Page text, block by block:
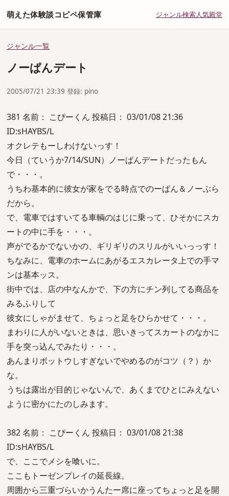
萌えた体験談コピペ保管庫 ジャンル検索人気殿堂
ジャンル一覧
ノーぱんデート
2005/07/21 23:39 登録: pino
381 名前： こぴーくん 投稿日： 03/01/08 21:36
ID:sHAYBS/L
オクレテもーしわけないっす！
今日（ていうか7/14/SUN）ノーぱんデートだったもん
で・・・。
うちわ基本的に彼女が家をでる時点でのーぱん＆ノーぶら
だから。
で、電車ではすいてる車輌のはじに乗って、ひそかにスカ
ートの中に手を・・・。
声がでるかでないかの、ギリギリのスリルがいいっっす！
ちなみに、電車のホームにあがるエスカレータ上での手マ
ンは基本ッス。
街中では、店の中なんかで、下の方にチン列してる商品を
みるふりして
彼女にしゃがませて、ちょっと足をひらかせて・・・。
まわりに人がいないときは、思いきってスカートのなかに
手を突っ込んでみたり・・・。
あんまりボットウしすぎないでやめるのがコツ（？）か
な。
うちは露出が目的じゃないんで、あくまでひとにみえない
ように密かにたのしみます。
382 名前： こぴーくん 投稿日： 03/01/08 21:38
ID:sHAYBS/L
で、ここでメシを喰いに。
ここもトーゼンプレイの延長線。
周囲から三重づらいかうんたー席に座ってちょっと足を開